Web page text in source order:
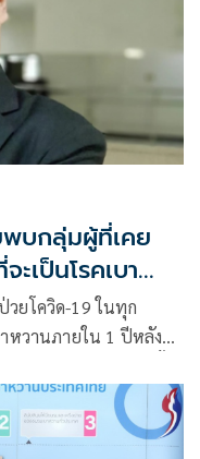
พบกลุ่มผู้ที่เคย
เป็นโรคเบา
วยโควิด-19 ในทุก
หวานภายใน 1 ปีหลัง